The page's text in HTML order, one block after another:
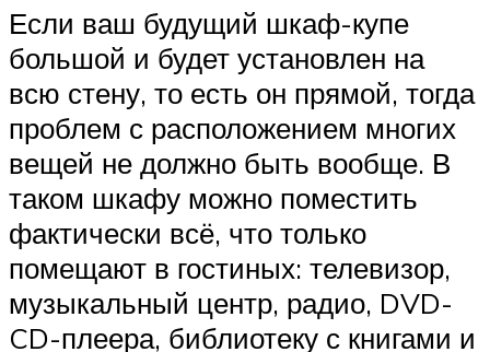
Если ваш будущий шкаф-купе
большой и будет установлен на
всю стену, то есть он прямой, тогда
проблем с расположением многих
вещей не должно быть вообще. В
таком шкафу можно поместить
фактически всё, что только
помещают в гостиных: телевизор,
музыкальный центр, радио, DVD-
CD-плеера, библиотеку с книгами и